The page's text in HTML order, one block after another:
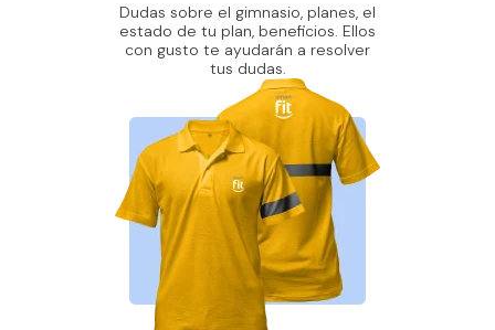
Dudas sobre el gimnasio, planes, el
estado de tu plan, beneficios. Ellos
con gusto te ayudarán a resolver
tus dudas.